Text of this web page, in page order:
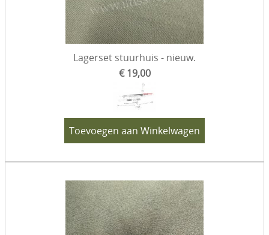
Lagerset stuurhuis - nieuw.
€ 19,00
Toevoegen aan Winkelwagen